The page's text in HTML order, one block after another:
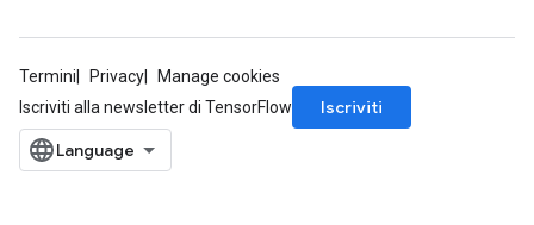
Termini Privacy
Manage cookies
Iscriviti alla newsletter di TensorFlow
Iscriviti